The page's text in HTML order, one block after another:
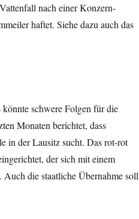
nach einer Konzern-
haftet. Siehe dazu auch das
schwere Folgen für die
Monaten berichtet, dass
in der Lausitz sucht. Das rot-rot
der sich mit einem
Auch die staatliche Übernahme soll